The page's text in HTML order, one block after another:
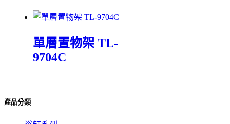
單層置物架 TL-
9704C
產品分類